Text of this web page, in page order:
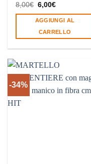
8,00€ Il
originale
era:
8,00€.
6,00€Il
attuale
è:
6,00€.
AGGIUNGI AL
CARRELLO
-34%